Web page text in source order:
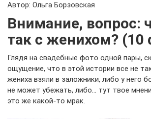
Автор: Ольга Борзовская
Внимание, вопрос:
так с женихом? (10
Глядя на свадебные фото одной пары,
ощущение, что в этой истории все не
жениха взяли в заложники, либо у него
не может убежать, либо… тут твое
это же какой-то мрак.